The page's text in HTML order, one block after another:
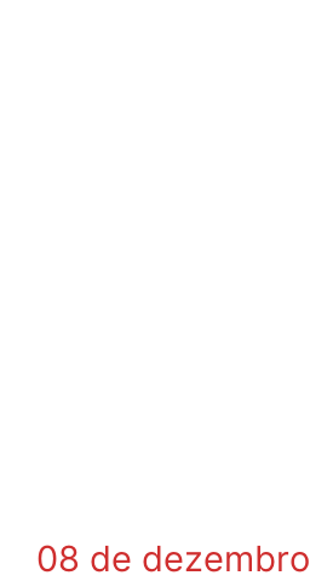
08 de dezembro